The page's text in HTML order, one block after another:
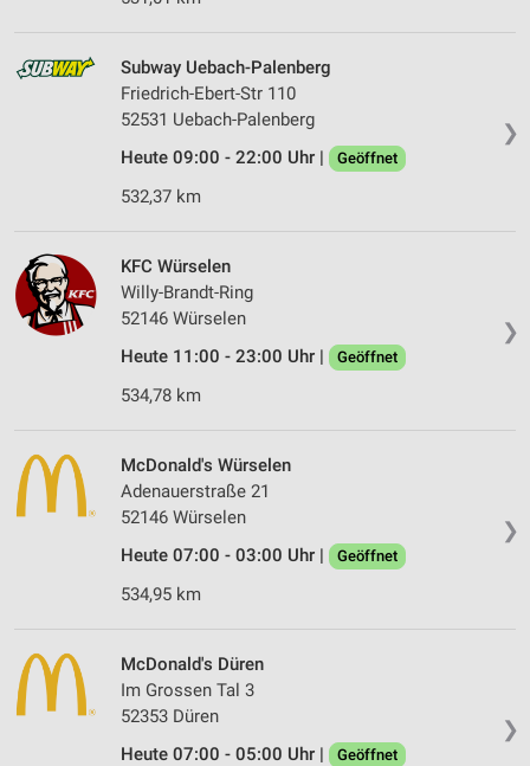
❯
Subway Uebach-Palenberg
Friedrich-Ebert-Str 110
52531 Uebach-Palenberg
Heute 09:00 - 22:00 Uhr |
Geöffnet
532,37 km
❯
KFC Würselen
Willy-Brandt-Ring
52146 Würselen
Heute 11:00 - 23:00 Uhr |
Geöffnet
534,78 km
❯
McDonald's Würselen
Adenauerstraße 21
52146 Würselen
Heute 07:00 - 03:00 Uhr |
Geöffnet
534,95 km
❯
McDonald's Düren
Im Grossen Tal 3
52353 Düren
Heute 07:00 - 05:00 Uhr |
Geöffnet